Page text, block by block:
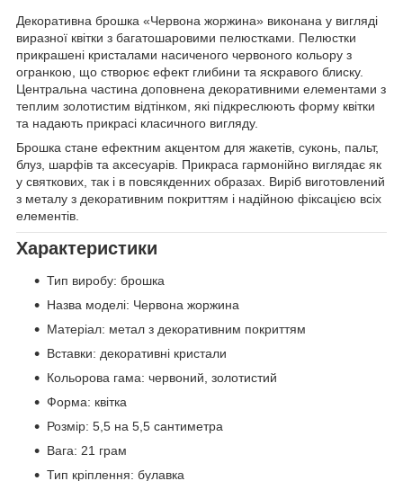
Декоративна брошка «Червона жоржина» виконана у вигляді
виразної квітки з багатошаровими пелюстками. Пелюстки
прикрашені кристалами насиченого червоного кольору з
огранкою, що створює ефект глибини та яскравого блиску.
Центральна частина доповнена декоративними елементами з
теплим золотистим відтінком, які підкреслюють форму квітки
та надають прикрасі класичного вигляду.
Брошка стане ефектним акцентом для жакетів, суконь, пальт,
блуз, шарфів та аксесуарів. Прикраса гармонійно виглядає як
у святкових, так і в повсякденних образах. Виріб виготовлений
з металу з декоративним покриттям і надійною фіксацією всіх
елементів.
Характеристики
Тип виробу: брошка
Назва моделі: Червона жоржина
Матеріал: метал з декоративним покриттям
Вставки: декоративні кристали
Кольорова гама: червоний, золотистий
Форма: квітка
Розмір: 5,5 на 5,5 сантиметра
Вага: 21 грам
Тип кріплення: булавка